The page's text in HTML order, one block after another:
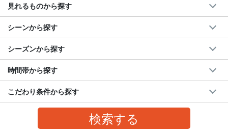
見れるものから探す
シーンから探す
シーズンから探す
時間帯から探す
こだわり条件から探す